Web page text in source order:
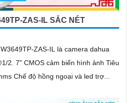
ZAS-IL SẮC NÉT
ZAS-IL là camera dahua
2. 7" CMOS cảm biến hình ảnh Tiêu
Chế độ hồng ngoại và led trợ...